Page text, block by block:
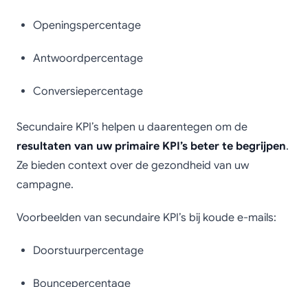
Openingspercentage
Antwoordpercentage
Conversiepercentage
Secundaire KPI’s helpen u daarentegen om de
resultaten van uw primaire KPI’s beter te begrijpen.
Ze bieden context over de gezondheid van uw
campagne.
Voorbeelden van secundaire KPI’s bij koude e-mails:
Doorstuurpercentage
Bouncepercentage